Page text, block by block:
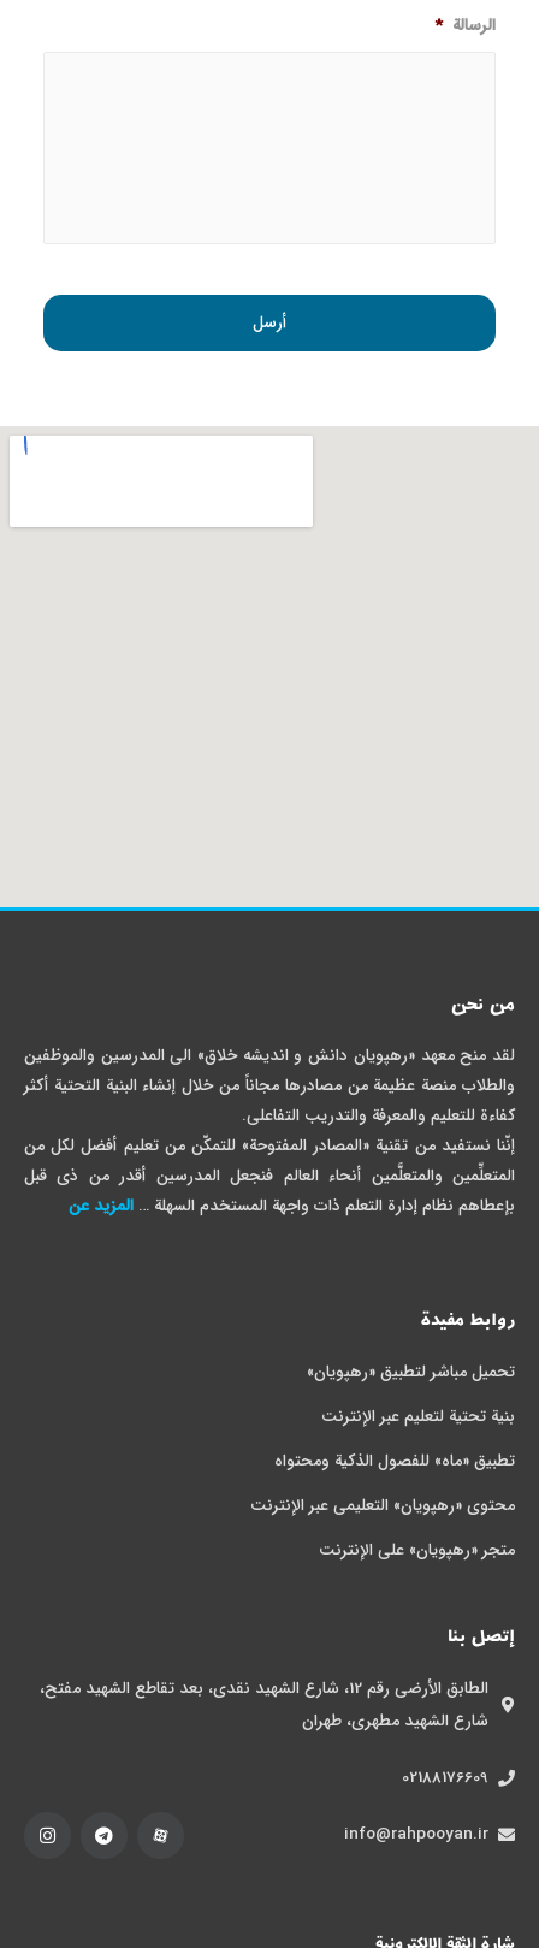
الرسالة *
من نحن
لقد منح معهد «رهپویان دانش و اندیشه خلاق» الی المدرسین والموظفین
والطلاب منصة عظیمة من مصادرها مجاناً من خلال إنشاء البنیة التحتیة أکثر
کفاءة للتعلیم والمعرفة والتدریب التفاعلی.
إنّنا نستفید من تقنية «المصادر المفتوحة» للتمکّن من تعلیم أفضل لکل من
المتعلِّمین والمتعلَّمین أنحاء العالم فنجعل المدرسین أقدر من ذی قبل
بإعطاهم نظام إدارة التعلم ذات واجهة المستخدم السهلة … المزيد عن
روابط مفیدة
تحمیل مباشر لتطبیق «رهپویان»
بنیة تحتیة لتعلیم عبر الإنترنت
تطبیق «ماه» للفصول الذکیة ومحتواه
محتوی «رهپویان» التعلیمی عبر الإنترنت
متجر «رهپویان» علی الإنترنت
إتصل بنا
الطابق الأرضي رقم 12، شارع الشهيد نقدي، بعد تقاطع الشهيد مفتح،
شارع الشهيد مطهري، طهران
02188176609
info@rahpooyan.ir